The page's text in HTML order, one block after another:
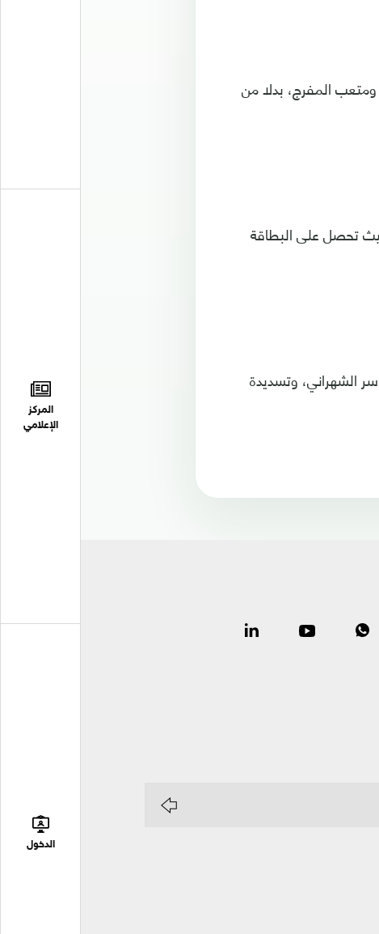
المركز
الإعلامي
الدخول
ومتعب المفرج، بدلا من
تحصل على البطاقة
بعد عرضية متقنة من ياسر الشهراني، وتسديدة